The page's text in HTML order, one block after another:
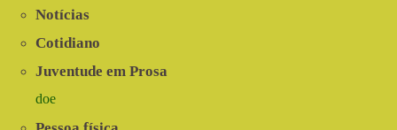
Notícias
Cotidiano
Juventude em Prosa
doe